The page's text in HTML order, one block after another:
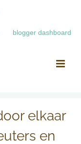
blogger dashboard
elkaar
en